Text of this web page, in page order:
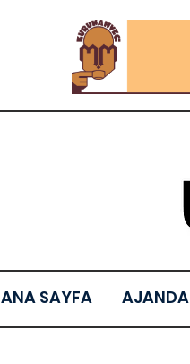
ANA SAYFA AJANDA